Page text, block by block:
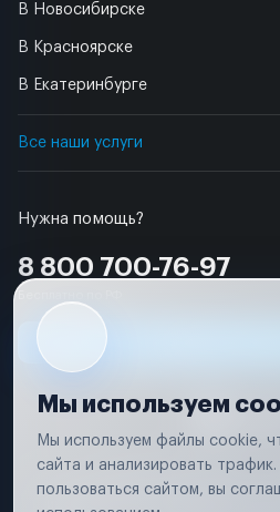
Нужна помощь?
8 800 700-76-97
В Новосибирске
В Красноярске
В Екатеринбурге
Все наши услуги
Условия использования
Вся информация, представленная на
Мы используем
Мы используем файлы cookie,
сайта и анализировать
пользоваться сайтом, вы